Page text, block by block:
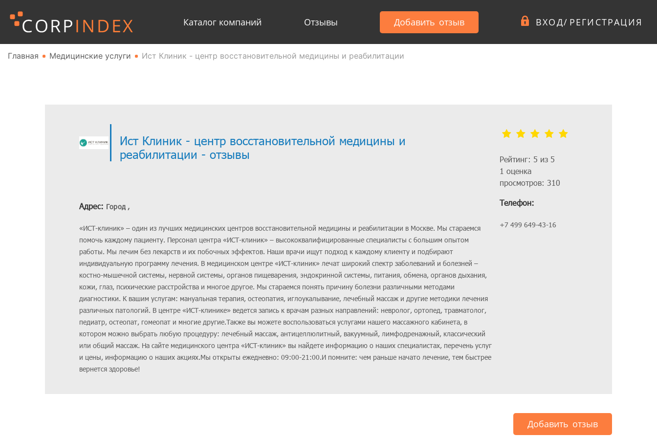
Каталог компаний Отзывы Добавить отзыв ВХОД/ РЕГИСТРАЦИЯ
Главная Медицинские услуги Ист Клиник - центр восстановительной медицины и реабилитации
Ист Клиник - центр восстановительной медицины и
реабилитации - отзывы
Адрес: Город ,
«ИСТ-клиник» – один из лучших медицинских центров восстановительной медицины и реабилитации в Москве. Мы стараемся
помочь каждому пациенту. Персонал центра «ИСТ-клиник» – высококвалифицированные специалисты с большим опытом
работы. Мы лечим без лекарств и их побочных эффектов. Наши врачи ищут подход к каждому клиенту и подбирают
индивидуальную программу лечения. В медицинском центре «ИСТ-клиник» лечат широкий спектр заболеваний и болезней –
костно-мышечной системы, нервной системы, органов пищеварения, эндокринной системы, питания, обмена, органов дыхания,
кожи, глаз, психические расстройства и многое другое. Мы стараемся понять причину болезни различными методами
диагностики. К вашим услугам: мануальная терапия, остеопатия, иглоукалывание, лечебный массаж и другие методики лечения
различных патологий. В центре «ИСТ-клинике» ведется запись к врачам разных направлений: невролог, ортопед, травматолог,
педиатр, остеопат, гомеопат и многие другие.Также вы можете воспользоваться услугами нашего массажного кабинета, в
котором можно выбрать любую процедуру: лечебный массаж, антицеллюлитный, вакуумный, лимфодренажный, классический
или общий массаж. На сайте медицинского центра «ИСТ-клиник» вы найдете информацию о наших специалистах, перечень услуг
и цены, информацию о наших акциях.Мы открыты ежедневно: 09:00-21:00.И помните: чем раньше начато лечение, тем быстрее
вернется здоровье!
Рейтинг: 5 из 5
1 оценка
просмотров: 310
Телефон:
+7 499 649-43-16
Добавить отзыв